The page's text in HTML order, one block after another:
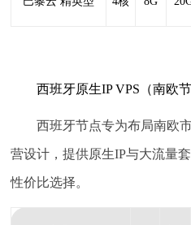
西班牙原生IP VPS（南欧节
西班牙节点专为布局南欧
营设计，提供原生IP与大流量
性价比选择。